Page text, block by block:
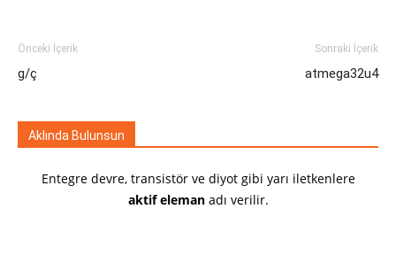
Eğitim,
Arduino
Önceki İçerik
g/ç
Sonraki İçerik
atmega32u4
Aklında Bulunsun
Entegre devre, transistör ve diyot gibi yarı iletkenlere
aktif elemanadı verilir.